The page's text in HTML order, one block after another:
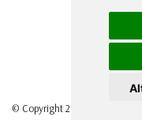
© Copyright 2026 - Direitos